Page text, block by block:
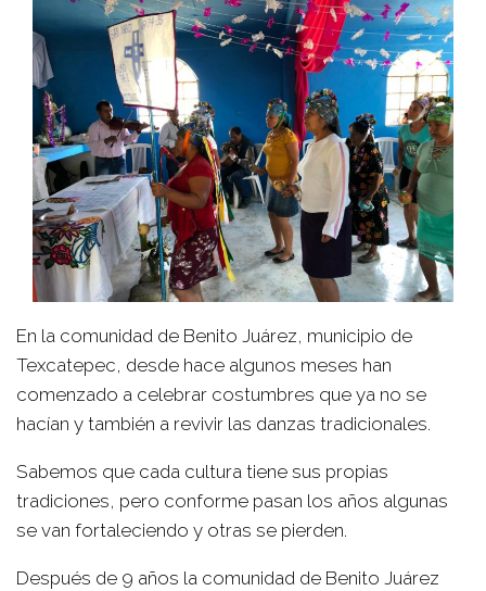
En la comunidad de Benito Juárez, municipio de
Texcatepec, desde hace algunos meses han
comenzado a celebrar costumbres que ya no se
hacían y también a revivir las danzas tradicionales.
Sabemos que cada cultura tiene sus propias
tradiciones, pero conforme pasan los años algunas
se van fortaleciendo y otras se pierden.
Después de 9 años la comunidad de Benito Juárez